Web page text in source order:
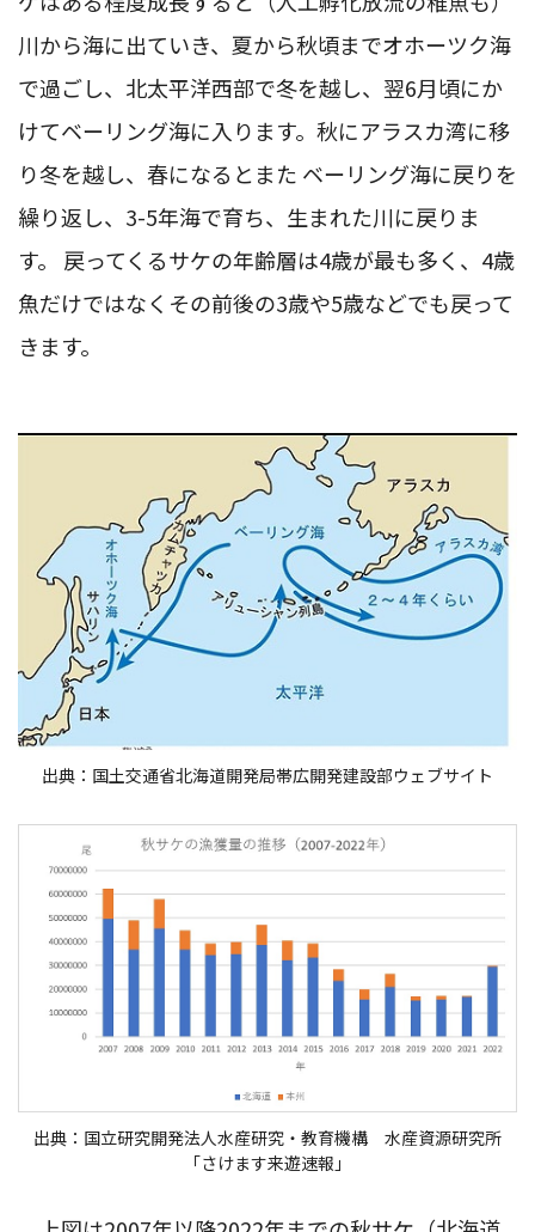
川から海に出ていき、夏から秋頃までオホーツク海
で過ごし、北太平洋西部で冬を越し、翌6月頃にか
けてベーリング海に入ります。秋にアラスカ湾に移
り冬を越し、春になるとまた ベーリング海に戻りを
繰り返し、3-5年海で育ち、生まれた川に戻りま
す。 戻ってくるサケの年齢層は4歳が最も多く、4歳
魚だけではなくその前後の3歳や5歳などでも戻って
きます。
出典：国土交通省北海道開発局帯広開発建設部ウェブサイト
出典：国立研究開発法人水産研究・教育機構 水産資源研究所
「さけます来遊速報」